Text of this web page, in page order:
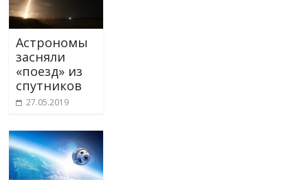
Астрономы
засняли
«поезд» из
спутников
27.05.2019